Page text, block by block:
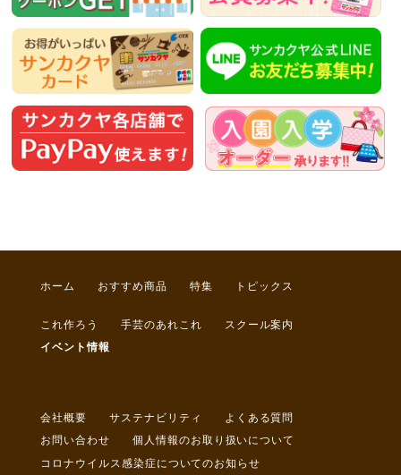
ホーム おすすめ商品 特集 トピックス
これ作ろう 手芸のあれこれ
スクール案内
イベント情報
会社概要 サステナビリティ
よくある質問
お問い合わせ
個人情報のお取り扱いについて
コロナウイルス感染症についてのお知らせ